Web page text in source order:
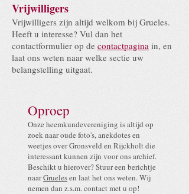
Vrijwilligers
Vrijwilligers zijn altijd welkom bij Grueles.
Heeft u interesse? Vul dan het
contactformulier op de contactpagina in, en
laat ons weten naar welke sectie uw
belangstelling uitgaat.
Oproep
Onze heemkundevereniging is altijd op
zoek naar oude foto's, anekdotes en
weetjes over Gronsveld en Rijckholt die
interessant kunnen zijn voor ons archief.
Beschikt u hierover? Stuur een berichtje
naarGruelesen laat het ons weten. Wij
nemen dan z.s.m. contact met u op!